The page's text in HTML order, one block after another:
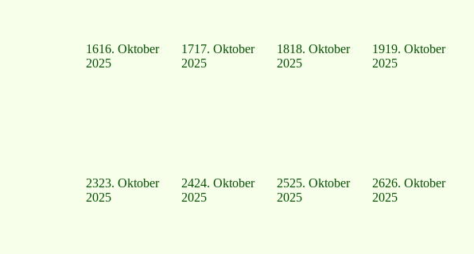
1616. Oktober
2025
1717. Oktober
2025
1818. Oktober
2025
1919. Oktober
2025
2323. Oktober
2025
2424. Oktober
2025
2525. Oktober
2025
2626. Oktober
2025